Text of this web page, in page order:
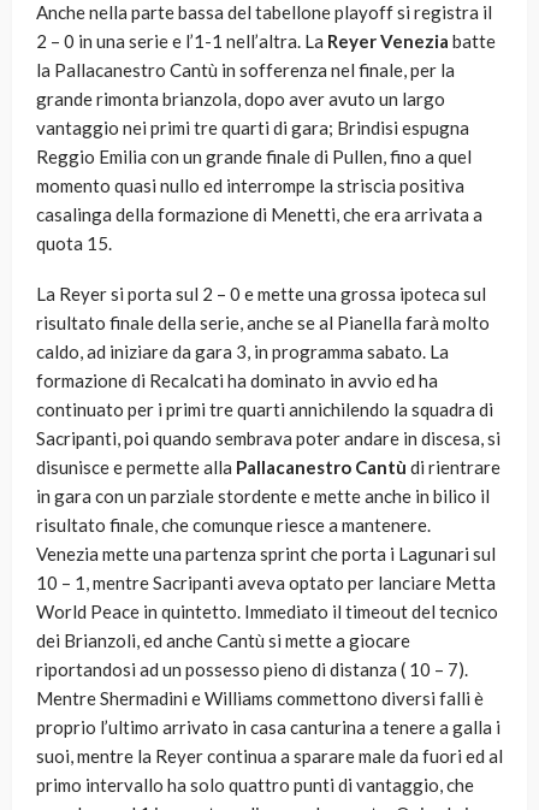
Anche nella parte bassa del tabellone playoff si registra il
2 – 0 in una serie e l’1-1 nell’altra. La Reyer Venezia batte
la Pallacanestro Cantù in sofferenza nel finale, per la
grande rimonta brianzola, dopo aver avuto un largo
vantaggio nei primi tre quarti di gara; Brindisi espugna
Reggio Emilia con un grande finale di Pullen, fino a quel
momento quasi nullo ed interrompe la striscia positiva
casalinga della formazione di Menetti, che era arrivata a
quota 15.
La Reyer si porta sul 2 – 0 e mette una grossa ipoteca sul
risultato finale della serie, anche se al Pianella farà molto
caldo, ad iniziare da gara 3, in programma sabato. La
formazione di Recalcati ha dominato in avvio ed ha
continuato per i primi tre quarti annichilendo la squadra di
Sacripanti, poi quando sembrava poter andare in discesa, si
disunisce e permette alla Pallacanestro Cantù di rientrare
in gara con un parziale stordente e mette anche in bilico il
risultato finale, che comunque riesce a mantenere.
Venezia mette una partenza sprint che porta i Lagunari sul
10 – 1, mentre Sacripanti aveva optato per lanciare Metta
World Peace in quintetto. Immediato il timeout del tecnico
dei Brianzoli, ed anche Cantù si mette a giocare
riportandosi ad un possesso pieno di distanza ( 10 – 7).
Mentre Shermadini e Williams commettono diversi falli è
proprio l’ultimo arrivato in casa canturina a tenere a galla i
suoi, mentre la Reyer continua a sparare male da fuori ed al
primo intervallo ha solo quattro punti di vantaggio, che